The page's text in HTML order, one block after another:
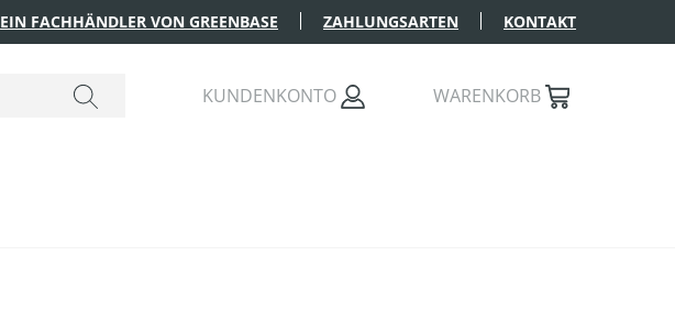
EIN FACHHÄNDLER VON GREENBASE ZAHLUNGSARTEN KONTAKT
KUNDENKONTO WARENKORB